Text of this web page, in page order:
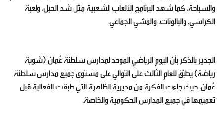
والسباحة، كما شهد البرنامج الألعاب الشعبية مثل شد الحبل، ولعبة
الكراسي، والبالونات، والمشي الجماعي.
الجدير بالذكر بأن اليوم الرياضي الموحد لمدارس سلطنة عُمان (شوية
رياضة) يطبّق للعام الثالث على التوالي على مستوى جميع مدارس سلطنة
عُمان، حيث جاءت الفكرة من مديرية الظاهرة التي طبقت الفعالية قبل
تعميمها في جميع المدارس الحكومية والخاصة.